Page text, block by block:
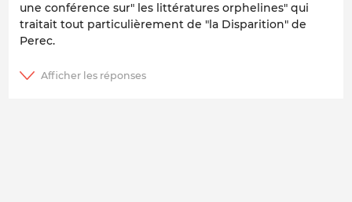
une conférence sur" les littératures orphelines" qui
traitait tout particulièrement de "la Disparition" de
Perec.